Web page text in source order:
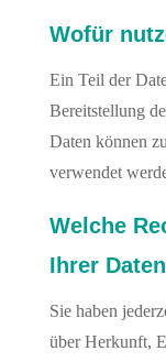
Wofür
Ein Teil der
Bereitstellung
Daten können
verwendet
Welche
Ihrer
Sie haben
über Herkunft,